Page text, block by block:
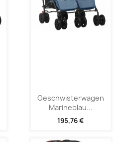
Geschwisterwagen
Marineblau...
195,76 €